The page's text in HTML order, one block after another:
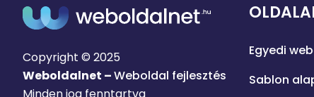
Copyright © 2025
Weboldalnet –Weboldal fejlesztés
Egyedi
Sablon